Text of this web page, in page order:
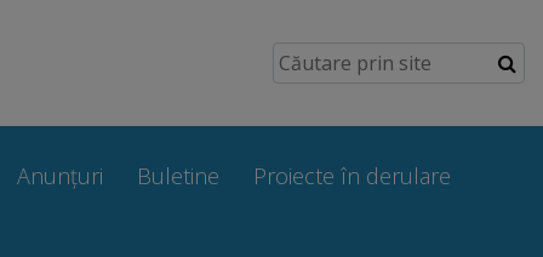
Anunțuri Buletine Proiecte în derulare